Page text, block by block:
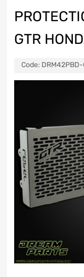
GTR
Code: